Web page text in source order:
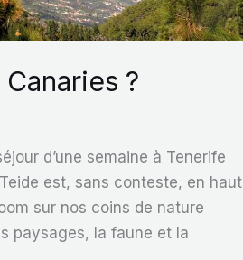
?
d’une semaine à Tenerife
est, sans conteste, en haut
sur nos coins de nature
paysages, la faune et la